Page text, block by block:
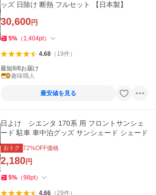
ッズ 日除け 断熱 フルセット 【日本製】
30,600円
5% （ 1,404pt）
4.68（ 19件）
最短8/8お届け
趣味職人
最安値を見る
日よけ シエンタ 170系 用 フロントサンシェ
ード 駐車 車中泊グッズ サンシェード シェード
おトク 72%OFF価格
2,180円
5% （98pt）
4.66（29件）